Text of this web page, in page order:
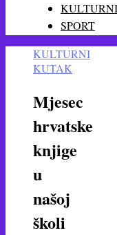
SPORT
KULTURNI
KUTAK
Mjesec
hrvatske
knjige
u
našoj
školi